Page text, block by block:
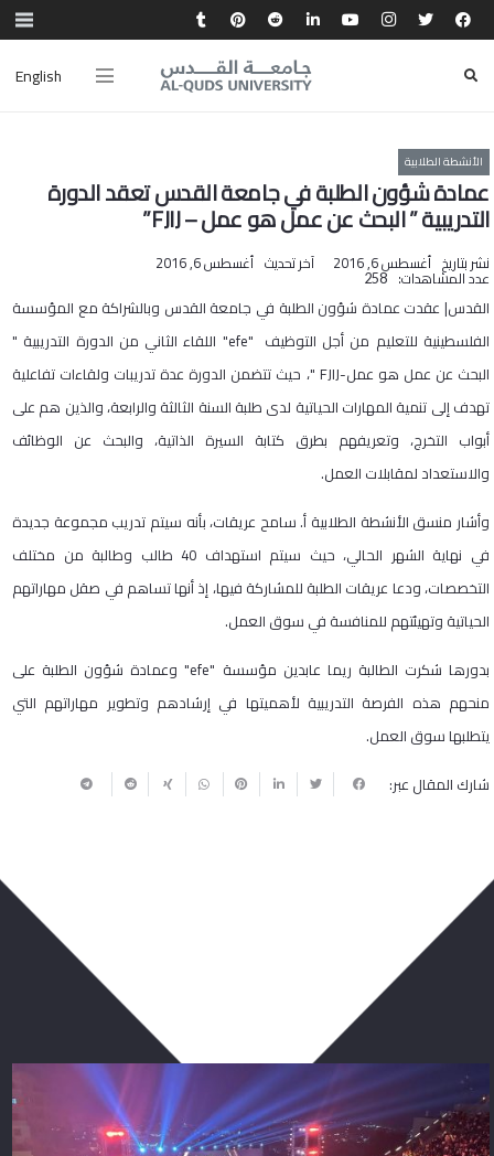
English
الأنشطة الطلابية
عمادة شؤون الطلبة في جامعة القدس تعقد الدورة
التدريبية ” البحث عن عمل هو عمل – FJIJ”
نشر بتاريخ أغسطس 6, 2016 آخر تحديث أغسطس 6, 2016
عدد المشاهدات: 258
القدس| عقدت عمادة شؤون الطلبة في جامعة القدس وبالشراكة مع المؤسسة
الفلسطينية للتعليم من أجل التوظيف "efe" اللقاء الثاني من الدورة التدريبية "
البحث عن عمل هو عمل-FJIJ "، حيث تتضمن الدورة عدة تدريبات ولقاءات تفاعلية
تهدف إلى تنمية المهارات الحياتية لدى طلبة السنة الثالثة والرابعة، والذين هم على
أبواب التخرج، وتعريفهم بطرق كتابة السيرة الذاتية، والبحث عن الوظائف
والاستعداد لمقابلات العمل.
وأشار منسق الأنشطة الطلابية أ. سامح عريقات، بأنه سيتم تدريب مجموعة جديدة
في نهاية الشهر الحالي، حيث سيتم استهداف 40 طالب وطالبة من مختلف
التخصصات، ودعا عريقات الطلبة للمشاركة فيها، إذ أنها تساهم في صقل مهاراتهم
الحياتية وتهيئتهم للمنافسة في سوق العمل.
بدورها شكرت الطالبة ريما عابدين مؤسسة "efe" وعمادة شؤون الطلبة على
منحهم هذه الفرصة التدريبية لأهميتها في إرشادهم وتطوير مهاراتهم التي
يتطلبها سوق العمل.
شارك المقال عبر: